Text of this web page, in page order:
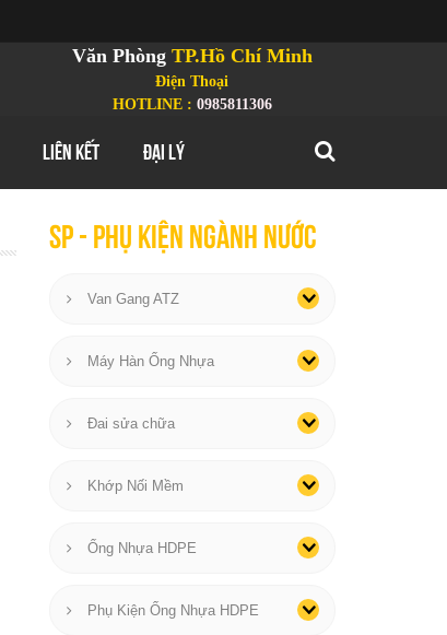
Văn Phòng TP.Hồ Chí Minh
Điện Thoại
HOTLINE : 0985811306
LIÊN KẾT ĐẠI LÝ
SP - phụ kiện ngành nước
Van Gang ATZ
Máy Hàn Ống Nhựa
Đai sửa chữa
Khớp Nối Mềm
Ống Nhựa HDPE
Phụ Kiện Ống Nhựa HDPE